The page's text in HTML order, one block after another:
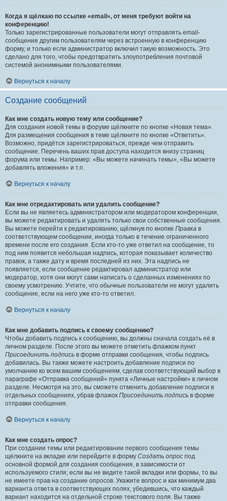
Когда я щёлкаю по ссылке «email», от меня требуют войти на
конференцию!
Только зарегистрированные пользователи могут отправлять email-
сообщения другим пользователям через встроенную в конференцию
форму, и только если администратор включил такую возможность. Это
сделано для того, чтобы предотвратить злоупотребления почтовой
системой анонимными пользователями.
Вернуться к началу
Создание сообщений
Как мне создать новую тему или сообщение?
Для создания новой темы в форуме щёлкните по кнопке «Новая тема».
Для размещения сообщения в теме щёлкните по кнопке «Ответить».
Возможно, придётся зарегистрироваться, прежде чем отправить
сообщение. Перечень ваших прав доступа находится внизу страниц
форума или темы. Например: «Вы можете начинать темы», «Вы можете
добавлять вложения» и т.п.
Вернуться к началу
Как мне отредактировать или удалить сообщение?
Если вы не являетесь администратором или модератором конференции,
вы можете редактировать и удалять только свои собственные сообщения.
Вы можете перейти к редактированию, щёлкнув по кнопке Правка в
соответствующем сообщении, иногда только в течение ограниченного
времени после его создания. Если кто-то уже ответил на сообщение, то
под ним появится небольшая надпись, которая показывает количество
правок, а также дату и время последней из них. Эта надпись не
появляется, если сообщение редактировал администратор или
модератор, хотя они могут сами написать о сделанных изменениях по
своему усмотрению. Учтите, что обычные пользователи не могут удалить
сообщение, если на него уже кто-то ответил.
Вернуться к началу
Как мне добавить подпись к своему сообщению?
Чтобы добавить подпись к сообщению, вы должны сначала создать её в
личном разделе. После этого вы можете отметить флажком пункт
Присоединить подпись в форме отправки сообщения, чтобы подпись
добавилась. Вы также можете настроить добавление подписи по
умолчанию ко всем вашим сообщениям, сделав соответствующий выбор в
параграфе «Отправка сообщений» пункта «Личные настройки» в личном
разделе. Несмотря на это, вы сможете отменить добавление подписи в
отдельных сообщениях, убрав флажок Присоединить подпись в форме
отправки сообщения.
Вернуться к началу
Как мне создать опрос?
При создании темы или редактировании первого сообщения темы
щёлкните на вкладке или перейдите в форму Создать опрос под
основной формой для создания сообщения, в зависимости от
используемого стиля; если вы не видите такой вкладки или формы, то вы
не имеете прав на создание опросов. Укажите вопрос и как минимум два
варианта ответа в соответствующих полях, убедившись, что каждый
вариант находится на отдельной строке текстового поля. Вы также